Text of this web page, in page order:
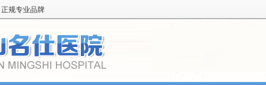
规专业品牌